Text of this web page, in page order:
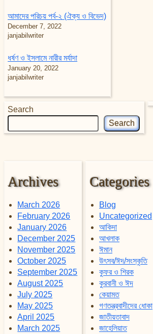
আমাদের পরিচয় পর্ব-২ (ঐক্য ও বিভেদ)
December 7, 2022
janjabilwriter
ধর্ষণ ও ইসলামে নারীর মর্যাদা
January 20, 2022
janjabilwriter
Search
Search
Archives
March 2026
February 2026
January 2026
December 2025
November 2025
October 2025
September 2025
August 2025
July 2025
May 2025
April 2025
March 2025
Categories
Blog
Uncategorized
আকিদা
আখলাক
ঈমান
উৎসব/ঈদ/সংস্কৃতি
কুফর ও শিরক
কুরবানী ও ঈদ
কেয়ামত
গণতন্ত্রবাদীদের ধোকা
জাতীয়তাবাদ
জাহেলিয়াত